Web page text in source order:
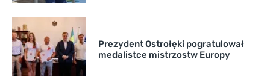
Prezydent Ostrołęki pogratulował
medalistce mistrzostw Europy